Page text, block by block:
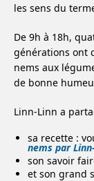
les sens du
De 9h à 18h,
générations ont
nems aux
de bonne
Linn-Linn a
sa recette :
nems par
son savoir
et son grand